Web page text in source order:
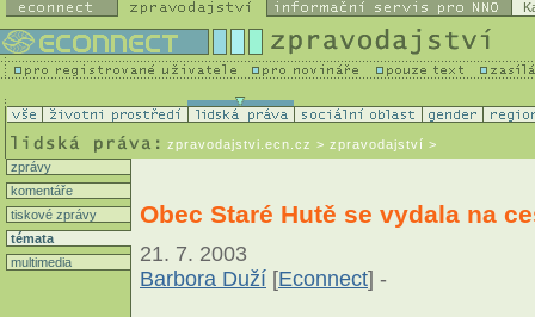
zpravodajstvi.ecn.cz > zpravodajství >
zprávy
komentáře
tiskové zprávy
témata
multimedia
Obec Staré Hutě se vydala na
21. 7. 2003
Barbora Duží [Econnect] -